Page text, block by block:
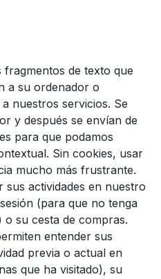
fragmentos de texto que
a su ordenador o
nuestros servicios. Se
y después se envían de
para que podamos
Sin cookies, usar
mucho más frustrante.
sus actividades en nuestro
(para que no tenga
su cesta de compras.
entender sus
previa o actual en
que ha visitado), su